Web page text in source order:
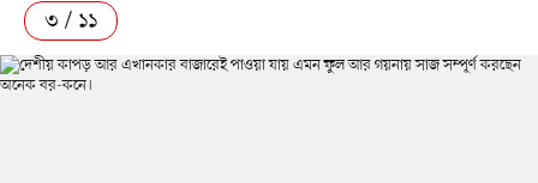
৩ / ১১